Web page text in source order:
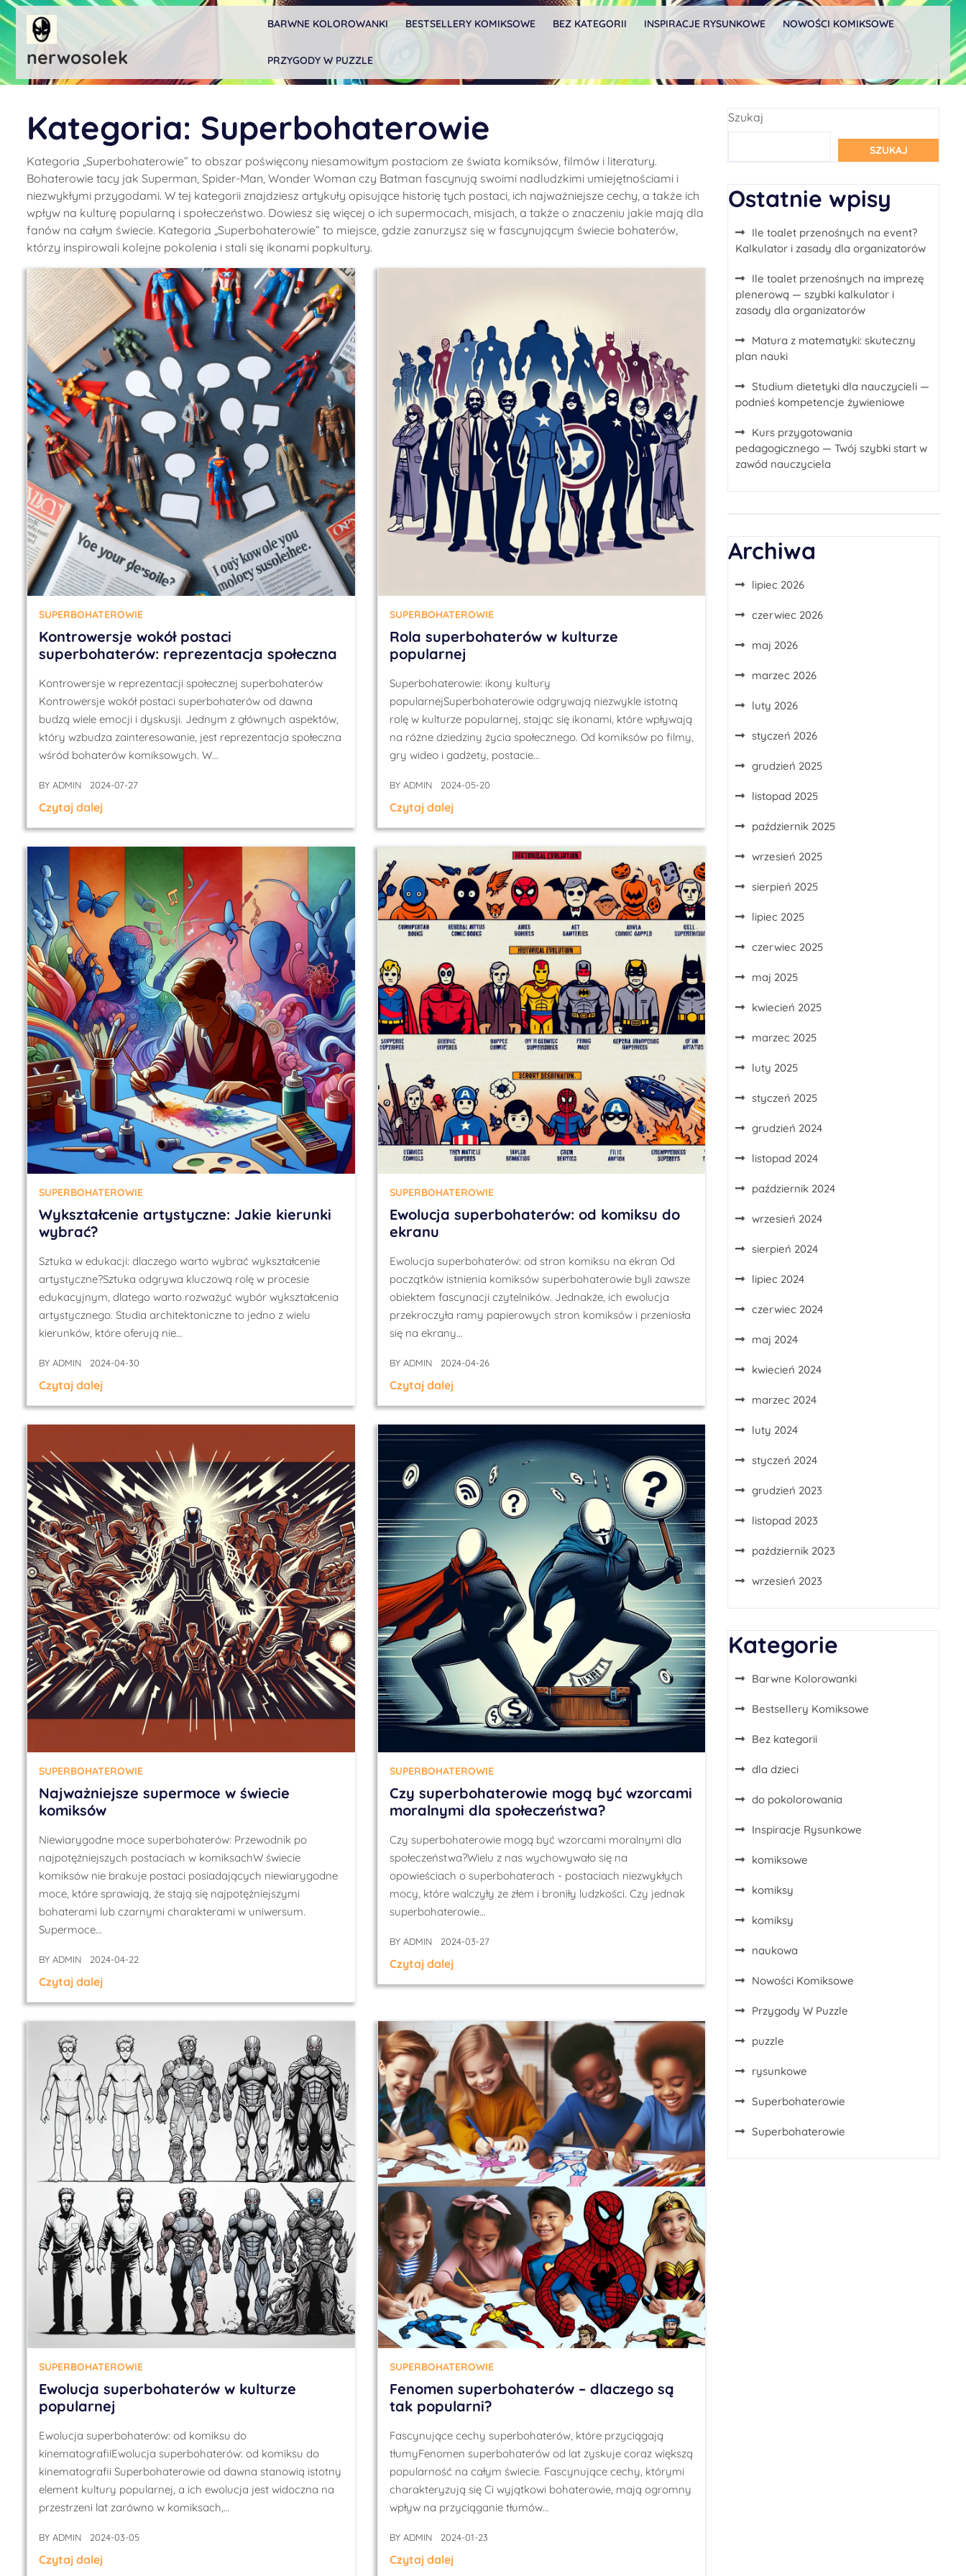
Skip
to
content
nerwosolek
BARWNE KOLOROWANKI BESTSELLERY KOMIKSOWE BEZ KATEGORII INSPIRACJE RYSUNKOWE NOWOŚCI KOMIKSOWE
PRZYGODY W PUZZLE
Kategoria: Superbohaterowie
Kategoria „Superbohaterowie” to obszar poświęcony niesamowitym postaciom ze świata komiksów, filmów i literatury.
Bohaterowie tacy jak Superman, Spider-Man, Wonder Woman czy Batman fascynują swoimi nadludzkimi umiejętnościami i
niezwykłymi przygodami. W tej kategorii znajdziesz artykuły opisujące historię tych postaci, ich najważniejsze cechy, a także ich
wpływ na kulturę popularną i społeczeństwo. Dowiesz się więcej o ich supermocach, misjach, a także o znaczeniu jakie mają dla
fanów na całym świecie. Kategoria „Superbohaterowie” to miejsce, gdzie zanurzysz się w fascynującym świecie bohaterów,
którzy inspirowali kolejne pokolenia i stali się ikonami popkultury.
SUPERBOHATEROWIE
Kontrowersje wokół postaci
superbohaterów: reprezentacja społeczna
Kontrowersje w reprezentacji społecznej superbohaterów
Kontrowersje wokół postaci superbohaterów od dawna
budzą wiele emocji i dyskusji. Jednym z głównych aspektów,
który wzbudza zainteresowanie, jest reprezentacja społeczna
wśród bohaterów komiksowych. W…
BY ADMIN 2024-07-27
Czytaj dalej
SUPERBOHATEROWIE
Rola superbohaterów w kulturze
popularnej
Superbohaterowie: ikony kultury
popularnejSuperbohaterowie odgrywają niezwykle istotną
rolę w kulturze popularnej, stając się ikonami, które wpływają
na różne dziedziny życia społecznego. Od komiksów po filmy,
gry wideo i gadżety, postacie…
BY ADMIN 2024-05-20
Czytaj dalej
SUPERBOHATEROWIE
Wykształcenie artystyczne: Jakie kierunki
wybrać?
Sztuka w edukacji: dlaczego warto wybrać wykształcenie
artystyczne?Sztuka odgrywa kluczową rolę w procesie
edukacyjnym, dlatego warto rozważyć wybór wykształcenia
artystycznego. Studia architektoniczne to jedno z wielu
kierunków, które oferują nie…
BY ADMIN 2024-04-30
Czytaj dalej
SUPERBOHATEROWIE
Ewolucja superbohaterów: od komiksu do
ekranu
Ewolucja superbohaterów: od stron komiksu na ekran Od
początków istnienia komiksów superbohaterowie byli zawsze
obiektem fascynacji czytelników. Jednakże, ich ewolucja
przekroczyła ramy papierowych stron komiksów i przeniosła
się na ekrany…
BY ADMIN 2024-04-26
Czytaj dalej
SUPERBOHATEROWIE
Najważniejsze supermoce w świecie
komiksów
Niewiarygodne moce superbohaterów: Przewodnik po
najpotężniejszych postaciach w komiksachW świecie
komiksów nie brakuje postaci posiadających niewiarygodne
moce, które sprawiają, że stają się najpotężniejszymi
bohaterami lub czarnymi charakterami w uniwersum.
Supermoce…
BY ADMIN 2024-04-22
Czytaj dalej
SUPERBOHATEROWIE
Czy superbohaterowie mogą być wzorcami
moralnymi dla społeczeństwa?
Czy superbohaterowie mogą być wzorcami moralnymi dla
społeczeństwa?Wielu z nas wychowywało się na
opowieściach o superbohaterach - postaciach niezwykłych
mocy, które walczyły ze złem i broniły ludzkości. Czy jednak
superbohaterowie…
BY ADMIN 2024-03-27
Czytaj dalej
SUPERBOHATEROWIE
Ewolucja superbohaterów w kulturze
popularnej
Ewolucja superbohaterów: od komiksu do
kinematografiiEwolucja superbohaterów: od komiksu do
kinematografii Superbohaterowie od dawna stanowią istotny
element kultury popularnej, a ich ewolucja jest widoczna na
przestrzeni lat zarówno w komiksach,…
BY ADMIN 2024-03-05
Czytaj dalej
SUPERBOHATEROWIE
Fenomen superbohaterów – dlaczego są
tak popularni?
Fascynujące cechy superbohaterów, które przyciągają
tłumyFenomen superbohaterów od lat zyskuje coraz większą
popularność na całym świecie. Fascynujące cechy, którymi
charakteryzują się Ci wyjątkowi bohaterowie, mają ogromny
wpływ na przyciąganie tłumów…
BY ADMIN 2024-01-23
Czytaj dalej
Szukaj
SZUKAJ
Ostatnie wpisy
Ile toalet przenośnych na event?
Kalkulator i zasady dla organizatorów
Ile toalet przenośnych na imprezę
plenerową — szybki kalkulator i
zasady dla organizatorów
Matura z matematyki: skuteczny
plan nauki
Studium dietetyki dla nauczycieli —
podnieś kompetencje żywieniowe
Kurs przygotowania
pedagogicznego — Twój szybki start w
zawód nauczyciela
Archiwa
lipiec 2026
czerwiec 2026
maj 2026
marzec 2026
luty 2026
styczeń 2026
grudzień 2025
listopad 2025
październik 2025
wrzesień 2025
sierpień 2025
lipiec 2025
czerwiec 2025
maj 2025
kwiecień 2025
marzec 2025
luty 2025
styczeń 2025
grudzień 2024
listopad 2024
październik 2024
wrzesień 2024
sierpień 2024
lipiec 2024
czerwiec 2024
maj 2024
kwiecień 2024
marzec 2024
luty 2024
styczeń 2024
grudzień 2023
listopad 2023
październik 2023
wrzesień 2023
Kategorie
Barwne Kolorowanki
Bestsellery Komiksowe
Bez kategorii
dla dzieci
do pokolorowania
Inspiracje Rysunkowe
komiksowe
komiksy
komiksy
naukowa
Nowości Komiksowe
Przygody W Puzzle
puzzle
rysunkowe
Superbohaterowie
Superbohaterowie